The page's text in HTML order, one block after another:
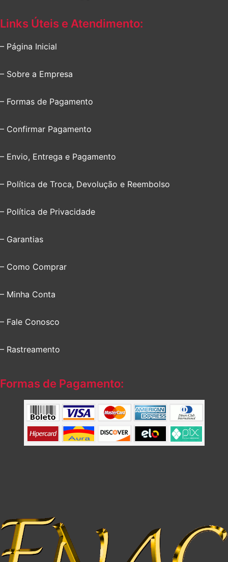
Links Úteis e Atendimento:
– Página Inicial
– Sobre a Empresa
– Formas de Pagamento
– Confirmar Pagamento
– Envio, Entrega e Pagamento
– Política de Troca, Devolução e Reembolso
– Política de Privacidade
– Garantias
– Como Comprar
– Minha Conta
– Fale Conosco
– Rastreamento
Formas de Pagamento: